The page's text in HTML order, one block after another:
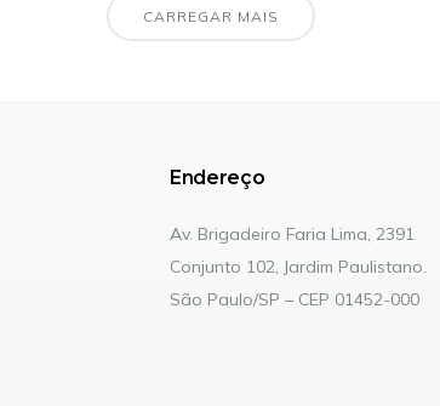
CARREGAR MAIS
Endereço
Av. Brigadeiro Faria Lima, 2391
Conjunto 102, Jardim Paulistano.
São Paulo/SP – CEP 01452-000